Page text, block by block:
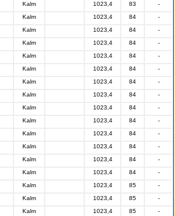
Kalm 1023,4 83
-
Kalm 1023,4 84
-
Kalm 1023,4 84
-
Kalm 1023,4 84
-
Kalm 1023,4 84
-
Kalm 1023,4 84
-
Kalm 1023,4 84
-
Kalm 1023,4 84
-
Kalm 1023,4 84
-
Kalm 1023,4 84
-
Kalm 1023,4 84
-
Kalm 1023,4 84
-
Kalm 1023,4 84
-
Kalm 1023,4 84
-
Kalm 1023,4 85
-
Kalm 1023,4 85
-
Kalm 1023,4 85
-